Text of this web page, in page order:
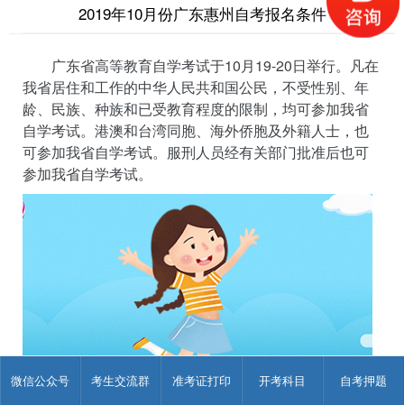
微信公众号 考生交流群 准考证打印 开考科目 自考押题
2019年10月份广东惠州自考报名条件
广东省高等教育自学考试于10月19-20日举行。凡在
我省居住和工作的中华人民共和国公民，不受性别、年
龄、民族、种族和已受教育程度的限制，均可参加我省
自学考试。港澳和台湾同胞、海外侨胞及外籍人士，也
可参加我省自学考试。服刑人员经有关部门批准后也可
参加我省自学考试。